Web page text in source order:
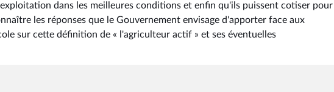
dans les meilleures conditions et enfin qu'ils puissent cotiser pour
les réponses que le Gouvernement envisage d'apporter face aux
sur cette définition de « l'agriculteur actif » et ses éventuelles